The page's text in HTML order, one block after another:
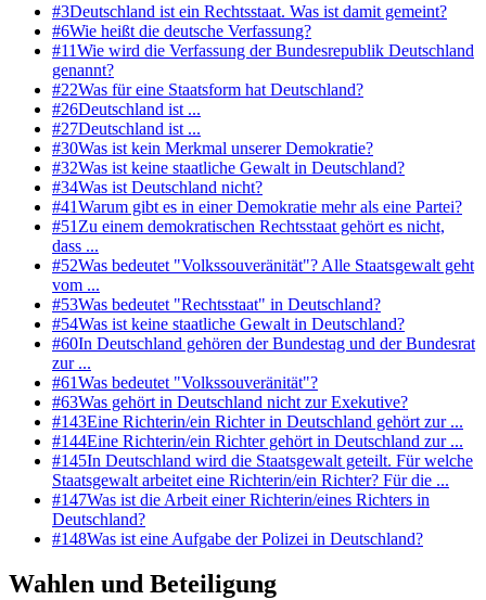
#3Deutschland ist ein Rechtsstaat. Was ist damit gemeint?
#6Wie heißt die deutsche Verfassung?
#11Wie wird die Verfassung der Bundesrepublik Deutschland
genannt?
#22Was für eine Staatsform hat Deutschland?
#26Deutschland ist ...
#27Deutschland ist ...
#30Was ist kein Merkmal unserer Demokratie?
#32Was ist keine staatliche Gewalt in Deutschland?
#34Was ist Deutschland nicht?
#41Warum gibt es in einer Demokratie mehr als eine Partei?
#51 Zu einem demokratischen Rechtsstaat gehört es nicht,
dass ...
#52Was bedeutet "Volkssouveränität"? Alle Staatsgewalt geht
vom ...
#53Was bedeutet "Rechtsstaat" in Deutschland?
#54Was ist keine staatliche Gewalt in Deutschland?
#60In Deutschland gehören der Bundestag und der Bundesrat
zur ...
#61Was bedeutet "Volkssouveränität"?
#63Was gehört in Deutschland nicht zur Exekutive?
#143Eine Richterin/ein Richter in Deutschland gehört zur ...
#144Eine Richterin/ein Richter gehört in Deutschland zur ...
#145In Deutschland wird die Staatsgewalt geteilt. Für welche
Staatsgewalt arbeitet eine Richterin/ein Richter? Für die ...
#147Was ist die Arbeit einer Richterin/eines Richters in
Deutschland?
#148Was ist eine Aufgabe der Polizei in Deutschland?
Wahlen und Beteiligung